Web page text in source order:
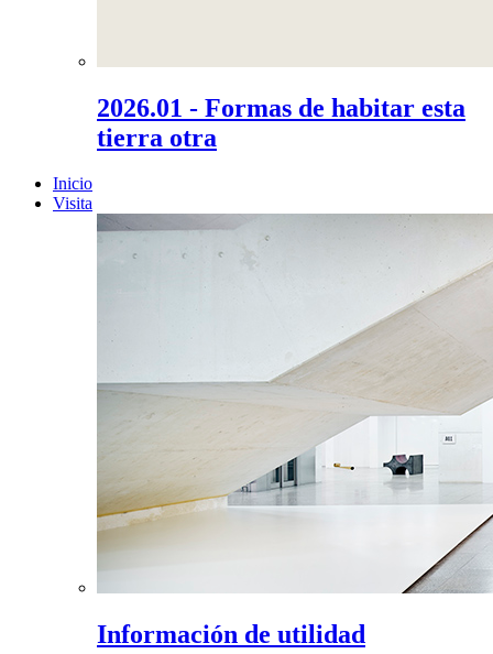
2026.01 - Formas de habitar esta
tierra otra
Inicio
Visita
Información de utilidad